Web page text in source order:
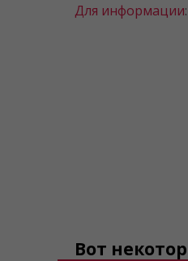
Для информации
Вот